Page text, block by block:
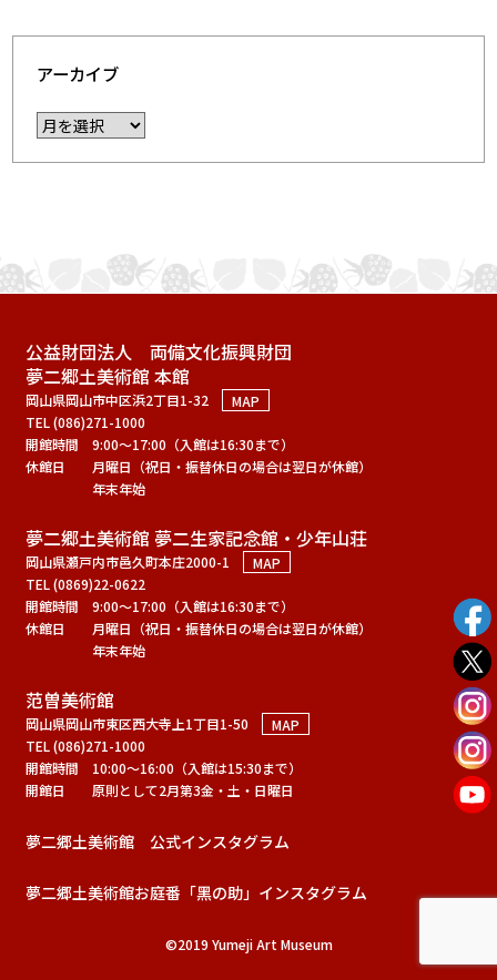
アーカイブ
公益財団法人 両備文化振興財団
夢二郷土美術館 本館
岡山県岡山市中区浜2丁目1-32
MAP
TEL (086)271-1000
開館時間
9:00～17:00（入館は16:30まで）
休館日
月曜日（祝日・振替休日の場合は翌日が休館）
年末年始
夢二郷土美術館 夢二生家記念館・少年山荘
岡山県瀬戸内市邑久町本庄2000-1
MAP
TEL (0869)22-0622
開館時間
9:00～17:00（入館は16:30まで）
休館日
月曜日（祝日・振替休日の場合は翌日が休館）
年末年始
范曽美術館
岡山県岡山市東区西大寺上1丁目1-50
MAP
TEL (086)271-1000
開館時間
10:00～16:00（入館は15:30まで）
開館日
原則として2月第3金・土・日曜日
夢二郷土美術館 公式インスタグラム
夢二郷土美術館お庭番「黑の助」インスタグラム
©2019 Yumeji Art Museum